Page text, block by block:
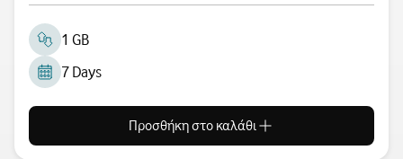
1 GB
7 Days
Προσθήκη στο καλάθι